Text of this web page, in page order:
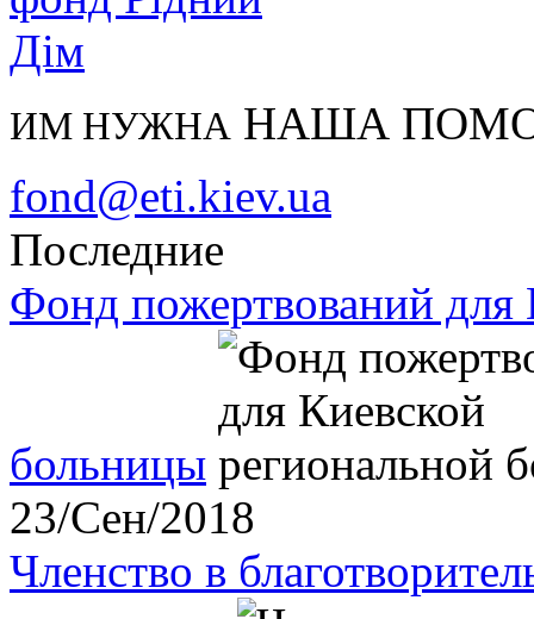
ИМ НУЖНА НАША
fond@eti.kiev.ua
Последние
Фонд пожертвований для
больницы
23/Сен/2018
Членство в